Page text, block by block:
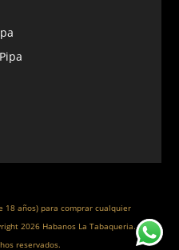
18 años) para comprar cualquier
2026 Habanos La Tabaqueria.
reservados.